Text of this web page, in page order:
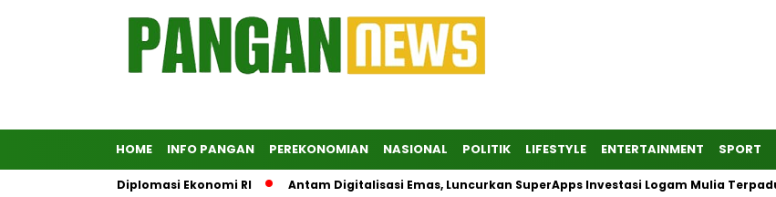
HOME INFO PANGAN PEREKONOMIAN NASIONAL POLITIK LIFESTYLE ENTERTAINMENT SPORT
Penopang Diplomasi Ekonomi RI Antam Digitalisasi Emas, Luncurkan SuperApps Investasi Logam Mulia Terpadu